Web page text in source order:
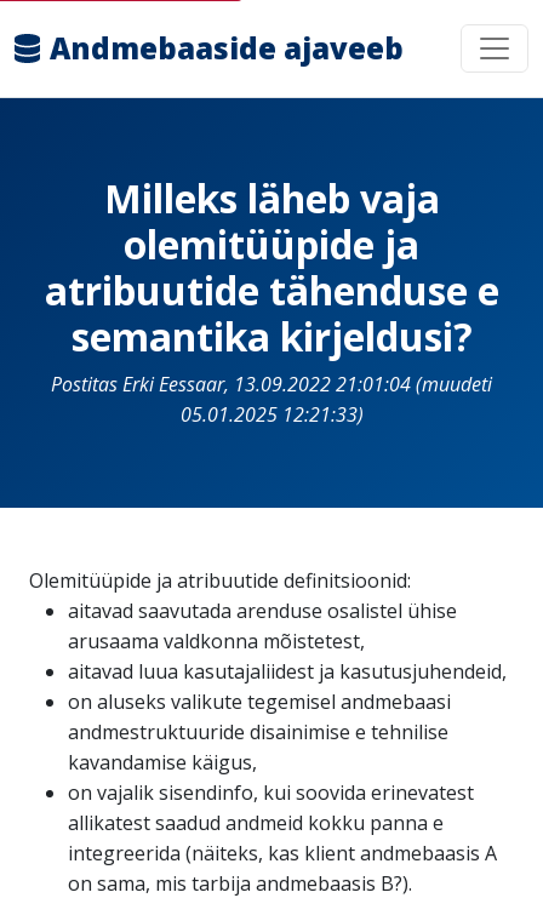
Andmebaaside ajaveeb
Milleks läheb vaja
olemitüüpide ja
atribuutide tähenduse e
semantika kirjeldusi?
Postitas Erki Eessaar, 13.09.2022 21:01:04 (muudeti
05.01.2025 12:21:33)
Olemitüüpide ja atribuutide definitsioonid:
aitavad saavutada arenduse osalistel ühise
arusaama valdkonna mõistetest,
aitavad luua kasutajaliidest ja kasutusjuhendeid,
on aluseks valikute tegemisel andmebaasi
andmestruktuuride disainimise e tehnilise
kavandamise käigus,
on vajalik sisendinfo, kui soovida erinevatest
allikatest saadud andmeid kokku panna e
integreerida (näiteks, kas klient andmebaasis A
on sama, mis tarbija andmebaasis B?).